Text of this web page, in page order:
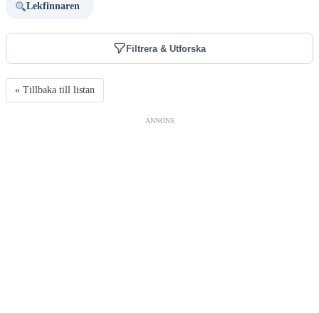
Lekfinnaren
Filtrera & Utforska
« Tillbaka till listan
ANNONS